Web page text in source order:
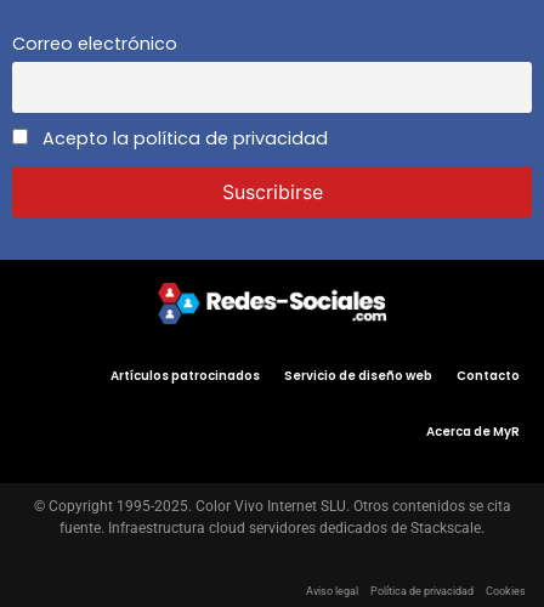
Correo electrónico
Acepto la política de privacidad
Artículos patrocinados Servicio de diseño web Contacto
Acerca de MyR
© Copyright 1995-2025. Color Vivo Internet SLU. Otros contenidos se cita
fuente. Infraestructura cloud servidores dedicados de Stackscale.
Aviso legal Política de privacidad Cookies